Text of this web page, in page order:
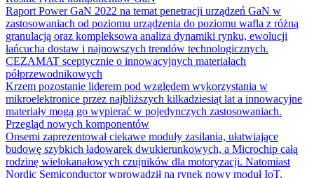
Raport Power GaN 2022 na temat penetracji urządzeń GaN w
zastosowaniach od poziomu urządzenia do poziomu wafla z różną
granulacją oraz kompleksowa analiza dynamiki rynku, ewolucji
łańcucha dostaw i najnowszych trendów technologicznych.
CEZAMAT sceptycznie o innowacyjnych materiałach
półprzewodnikowych
Krzem pozostanie liderem pod względem wykorzystania w
mikroelektronice przez najbliższych kilkadziesiąt lat a innowacyjne
materiały mogą go wypierać w pojedynczych zastosowaniach.
Przegląd nowych komponentów
Onsemi zaprezentował ciekawe moduły zasilania, ułatwiające
budowę szybkich ładowarek dwukierunkowych, a Microchip całą
rodzinę wielokanałowych czujników dla motoryzacji. Natomiast
Nordic Semiconductor wprowadził na rynek nowy moduł IoT,